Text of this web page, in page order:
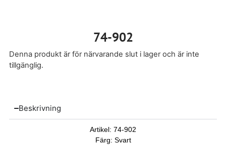
74-902
Denna produkt är för närvarande slut i lager och är inte
tillgänglig.
Beskrivning
Artikel: 74-902
Färg: Svart